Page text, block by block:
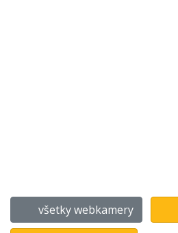
všetky webkamery